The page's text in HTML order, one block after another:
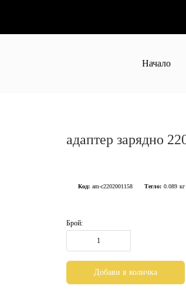
Начало
адаптер зарядно
Код: am-c2202001158 Тегло: 0.089 кг
Брой: